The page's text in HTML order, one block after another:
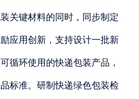
关键材料的同时，同步制定
应用创新，支持设计一批新
循环使用的快递包装产品，
标准。研制快递绿色包装检